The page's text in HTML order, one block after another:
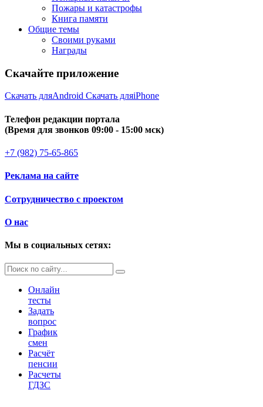
Пожары и катастрофы
Книга памяти
Общие темы
Своими руками
Награды
Скачайте приложение
Скачать дляAndroid Скачать дляiPhone
Телефон редакции портала
(Время для звонков 09:00 - 15:00 мск)
+7 (982) 75-65-865
Реклама на сайте
Сотрудничество с проектом
О нас
Мы в социальных сетях:
Онлайн
тесты
Задать
вопрос
График
смен
Расчёт
пенсии
Расчеты
ГДЗС